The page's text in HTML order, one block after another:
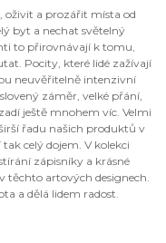
oživit a prozářit místa od
byt a nechat světelný
to přirovnávají k tomu,
Pocity, které lidé zažívají
neuvěřitelně intenzivní
záměr, velké přání,
ještě mnohem víc. Velmi
řadu našich produktů v
celý dojem. V kolekci
zápisníky a krásné
těchto artových designech.
a dělá lidem radost.